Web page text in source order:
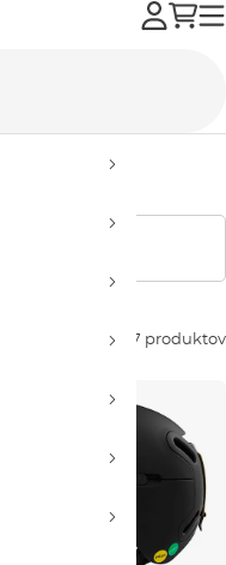
7 produktov